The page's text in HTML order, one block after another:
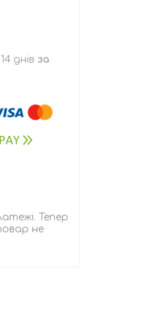
днів за
Тепер
не